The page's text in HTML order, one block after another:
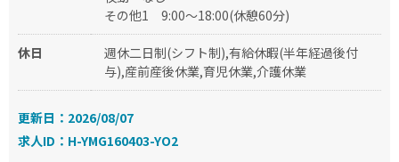
その他1
9:00～18:00(休憩60分)
休日
週休二日制(シフト制),有給休暇(半年経過後付
与),産前産後休業,育児休業,介護休業
更新日：2026/08/07
求人ID：H-YMG160403-YO2